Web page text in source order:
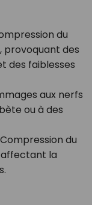
du
provoquant des
des faiblesses
aux nerfs
ou à des
du
affectant la